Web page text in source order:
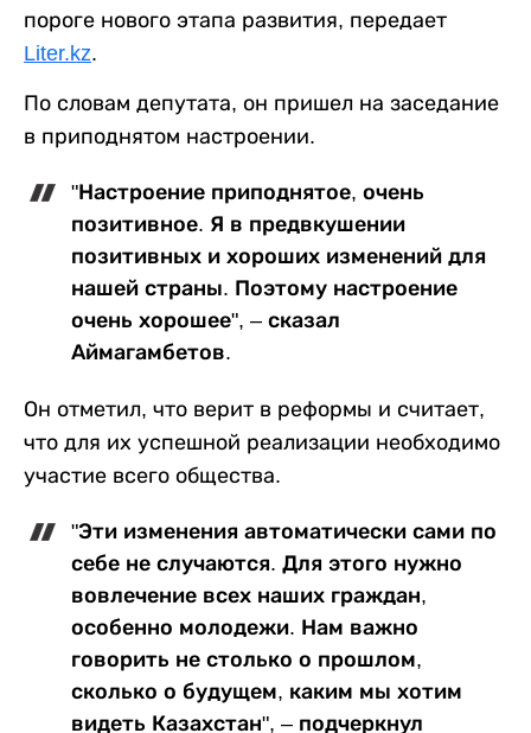
пороге нового этапа развития, передает
Liter.kz.
По словам депутата, он пришел на заседание
в приподнятом настроении.
"Настроение приподнятое, очень
позитивное. Я в предвкушении
позитивных и хороших изменений для
нашей страны. Поэтому настроение
очень хорошее", – сказал
Аймагамбетов.
Он отметил, что верит в реформы и считает,
что для их успешной реализации необходимо
участие всего общества.
"Эти изменения автоматически сами по
себе не случаются. Для этого нужно
вовлечение всех наших граждан,
особенно молодежи. Нам важно
говорить не столько о прошлом,
сколько о будущем, каким мы хотим
видеть Казахстан", – подчеркнул